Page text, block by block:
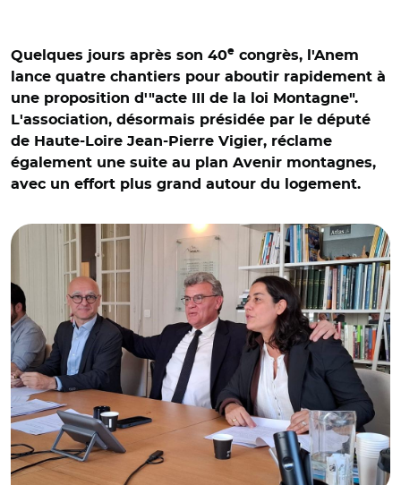
Quelques jours après son 40e congrès, l'Anem
lance quatre chantiers pour aboutir rapidement à
une proposition d'"acte III de la loi Montagne".
L'association, désormais présidée par le député
de Haute-Loire Jean-Pierre Vigier, réclame
également une suite au plan Avenir montagnes,
avec un effort plus grand autour du logement.
© M.T./ Jean-Pierre Vigier, Xavier Roseren etFrédérique